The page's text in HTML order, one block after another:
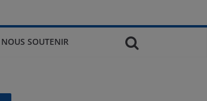
NOUS SOUTENIR